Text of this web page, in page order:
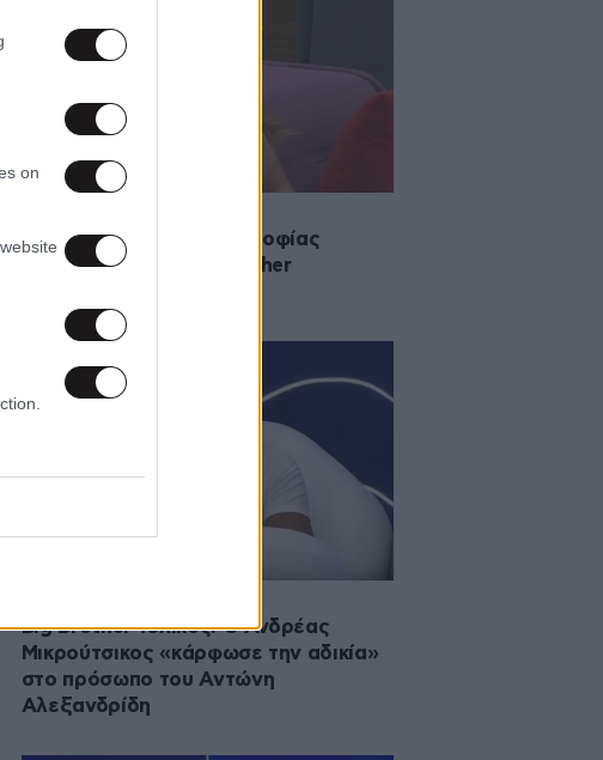
on
Η πρώτη ανάρτηση της Σοφίας
Δανέζη μετά το Big Brother
Big Brother τελικός: Ο Ανδρέας
Μικρούτσικος «κάρφωσε την αδικία»
στο πρόσωπο του Αντώνη
Αλεξανδρίδη